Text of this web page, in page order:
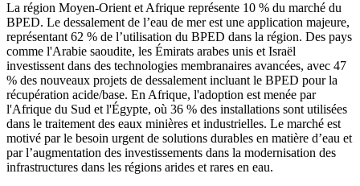
La région Moyen-Orient et Afrique représente 10 % du marché du
BPED. Le dessalement de l’eau de mer est une application majeure,
représentant 62 % de l’utilisation du BPED dans la région. Des pays
comme l'Arabie saoudite, les Émirats arabes unis et Israël
investissent dans des technologies membranaires avancées, avec 47
% des nouveaux projets de dessalement incluant le BPED pour la
récupération acide/base. En Afrique, l'adoption est menée par
l'Afrique du Sud et l'Égypte, où 36 % des installations sont utilisées
dans le traitement des eaux minières et industrielles. Le marché est
motivé par le besoin urgent de solutions durables en matière d’eau et
par l’augmentation des investissements dans la modernisation des
infrastructures dans les régions arides et rares en eau.